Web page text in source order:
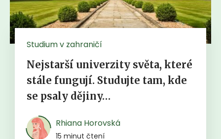
Studium v zahraničí
Nejstarší univerzity světa, které
stále fungují. Studujte tam, kde
se psaly dějiny…
Rhiana Horovská
15 minut čtení